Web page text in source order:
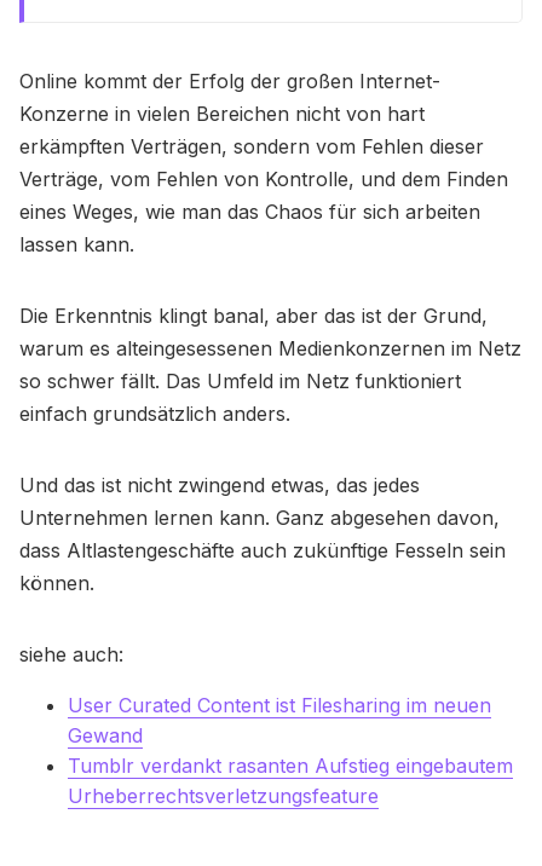
Online kommt der Erfolg der großen Internet-
Konzerne in vielen Bereichen nicht von hart
erkämpften Verträgen, sondern vom Fehlen dieser
Verträge, vom Fehlen von Kontrolle, und dem Finden
eines Weges, wie man das Chaos für sich arbeiten
lassen kann.
Die Erkenntnis klingt banal, aber das ist der Grund,
warum es alteingesessenen Medienkonzernen im Netz
so schwer fällt. Das Umfeld im Netz funktioniert
einfach grundsätzlich anders.
Und das ist nicht zwingend etwas, das jedes
Unternehmen lernen kann. Ganz abgesehen davon,
dass Altlastengeschäfte auch zukünftige Fesseln sein
können.
siehe auch:
User Curated Content ist Filesharing im neuen
Gewand
Tumblr verdankt rasanten Aufstieg eingebautem
Urheberrechtsverletzungsfeature